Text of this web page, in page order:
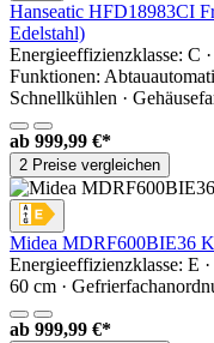
Hanseatic HFD18983CI
Edelstahl)
Energieeffizienzklasse: C
Funktionen:
Schnellkühlen ·
ab 999,99 €*
2 Preise vergleichen
Midea MDRF600BIE36
Energieeffizienzklasse: E
60 cm ·
ab 999,99 €*